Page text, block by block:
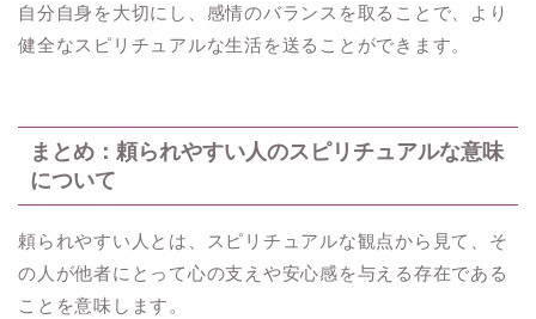
自分自身を大切にし、感情のバランスを取ることで、より
健全なスピリチュアルな生活を送ることができます。
まとめ：頼られやすい人のスピリチュアルな意味
について
頼られやすい人とは、スピリチュアルな観点から見て、そ
の人が他者にとって心の支えや安心感を与える存在である
ことを意味します。